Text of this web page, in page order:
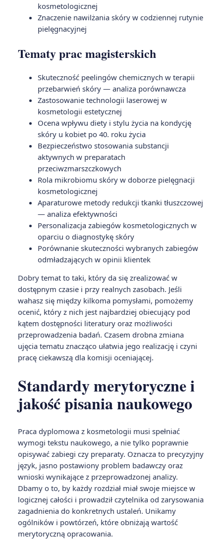
kosmetologicznej
Znaczenie nawilżania skóry w codziennej rutynie
pielęgnacyjnej
Tematy prac magisterskich
Skuteczność peelingów chemicznych w terapii
przebarwień skóry — analiza porównawcza
Zastosowanie technologii laserowej w
kosmetologii estetycznej
Ocena wpływu diety i stylu życia na kondycję
skóry u kobiet po 40. roku życia
Bezpieczeństwo stosowania substancji
aktywnych w preparatach
przeciwzmarszczkowych
Rola mikrobiomu skóry w doborze pielęgnacji
kosmetologicznej
Aparaturowe metody redukcji tkanki tłuszczowej
— analiza efektywności
Personalizacja zabiegów kosmetologicznych w
oparciu o diagnostykę skóry
Porównanie skuteczności wybranych zabiegów
odmładzających w opinii klientek
Dobry temat to taki, który da się zrealizować w
dostępnym czasie i przy realnych zasobach. Jeśli
wahasz się między kilkoma pomysłami, pomożemy
ocenić, który z nich jest najbardziej obiecujący pod
kątem dostępności literatury oraz możliwości
przeprowadzenia badań. Czasem drobna zmiana
ujęcia tematu znacząco ułatwia jego realizację i czyni
pracę ciekawszą dla komisji oceniającej.
Standardy merytoryczne i
jakość pisania naukowego
Praca dyplomowa z kosmetologii musi spełniać
wymogi tekstu naukowego, a nie tylko poprawnie
opisywać zabiegi czy preparaty. Oznacza to precyzyjny
język, jasno postawiony problem badawczy oraz
wnioski wynikające z przeprowadzonej analizy.
Dbamy o to, by każdy rozdział miał swoje miejsce w
logicznej całości i prowadził czytelnika od zarysowania
zagadnienia do konkretnych ustaleń. Unikamy
ogólników i powtórzeń, które obniżają wartość
merytoryczną opracowania.